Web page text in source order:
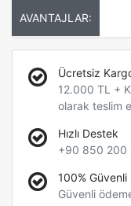
AVANTAJLAR:
Ücretsiz
12.000 TL +
olarak teslim
Hızlı Destek
+90 850 200
100% Güvenli
Güvenli